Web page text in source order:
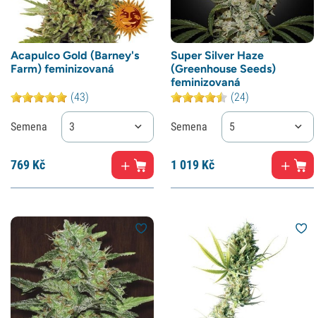
Acapulco Gold (Barney's
Farm) feminizovaná
(43)
Semena 3
769 Kč
Super Silver Haze
(Greenhouse Seeds)
feminizovaná
(24)
Semena 5
1 019 Kč